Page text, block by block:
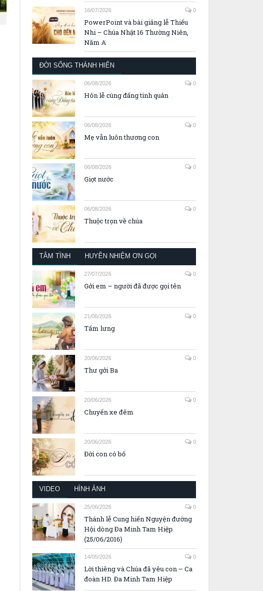
16/07/2026 0
PowerPoint và bài giảng lễ Thiếu
Nhi – Chúa Nhật 16 Thường Niên,
Năm A
ĐỜI SỐNG THÁNH HIẾN
06/08/2026 0
Hôn lễ cùng đấng tình quân
06/08/2026 0
Mẹ vẫn luôn thương con
06/08/2026 0
Giọt nước
06/08/2026 0
Thuộc trọn về chúa
TÂM TÌNH HUYỀN NHIỆM ƠN GỌI
27/07/2026 0
Gởi em – người đã được gọi tên
21/06/2026 0
Tấm lưng
20/06/2026 0
Thư gởi Ba
20/06/2026 0
Chuyến xe đêm
20/06/2026 0
Đời con có bố
VIDEO HÌNH ẢNH
25/06/2026 0
Thánh lễ Cung hiến Nguyện đường
Hội dòng Đa Minh Tam Hiệp
(25/06/2016)
14/05/2026 0
Lời thiêng và Chúa đã yêu con – Ca
đoàn HD. Đa Minh Tam Hiệp